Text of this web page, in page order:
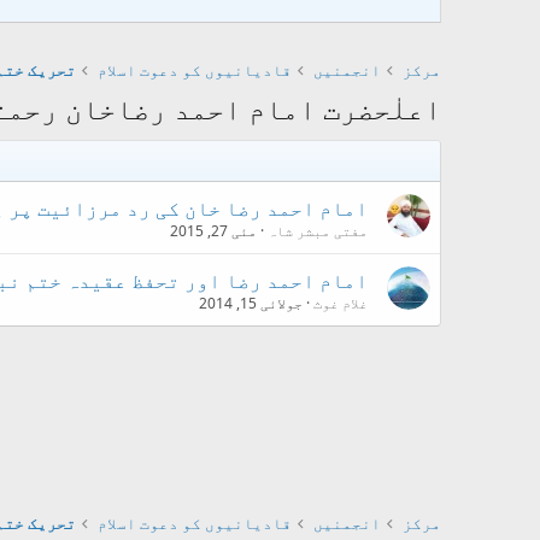
مرکز انجمنیں قادیانیوں کو دعوت اسلام تحریک
اعلٰحضرت امام احمد رضاخان
امام احمد رضا خان کی رد مرزائیت پر
مفتی مبشر شاہ مئی 27, 2015
امام احمد رضا اور تحفظ عقیدہ ختم
غلام غوث جولائی 15, 2014
مرکز انجمنیں قادیانیوں کو دعوت اسلام تحریک